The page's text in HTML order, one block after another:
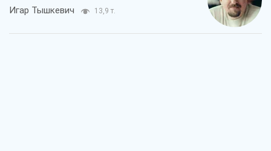
Игар Тышкевич 13,9 т.